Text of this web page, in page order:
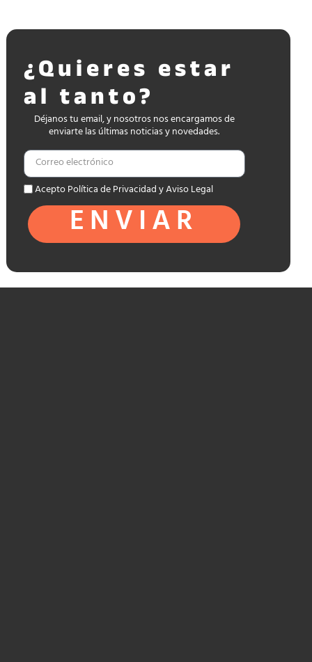
¿Quieres estar
al tanto?
Déjanos tu email, y nosotros nos encargamos de
enviarte las últimas noticias y novedades.
Acepto Política de Privacidad y Aviso Legal
ENVIAR